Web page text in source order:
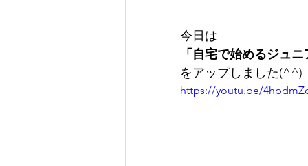
今日は
「自宅で始めるジュニ
をアップしました(^^)
https://youtu.be/